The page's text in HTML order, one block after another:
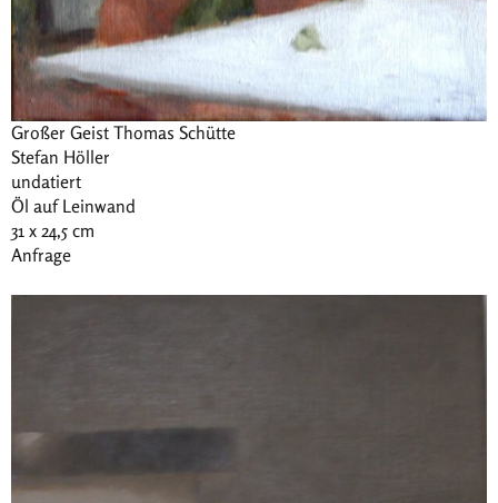
Großer Geist Thomas Schütte
Stefan Höller
undatiert
Öl auf Leinwand
31 x 24,5 cm
Anfrage